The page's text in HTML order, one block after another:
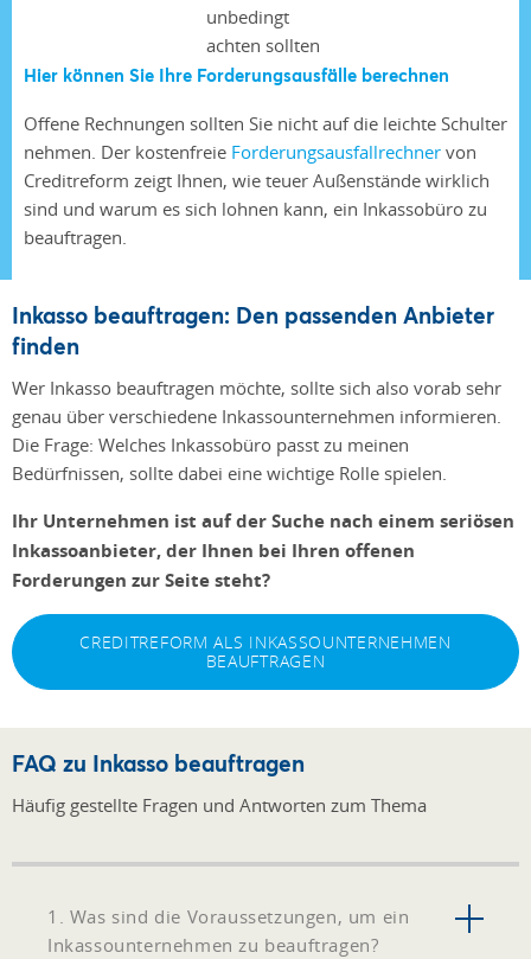
Hier können Sie Ihre Forderungsausfälle berechnen
Offene Rechnungen sollten Sie nicht auf die leichte Schulter
nehmen. Der kostenfreie Forderungsausfallrechner von
Creditreform zeigt Ihnen, wie teuer Außenstände wirklich
sind und warum es sich lohnen kann, ein Inkassobüro zu
beauftragen.
Inkasso beauftragen: Den passenden Anbieter
finden
Wer Inkasso beauftragen möchte, sollte sich also vorab sehr
genau über verschiedene Inkassounternehmen informieren.
Die Frage: Welches Inkassobüro passt zu meinen
Bedürfnissen, sollte dabei eine wichtige Rolle spielen.
Ihr Unternehmen ist auf der Suche nach einem seriösen
Inkassoanbieter, der Ihnen bei Ihren offenen
Forderungen zur Seite steht?
CREDITREFORM ALS INKASSOUNTERNEHMEN
BEAUFTRAGEN
FAQ zu Inkasso beauftragen
Häufig gestellte Fragen und Antworten zum Thema
1. Was sind die Voraussetzungen, um ein
Inkassounternehmen zu beauftragen?